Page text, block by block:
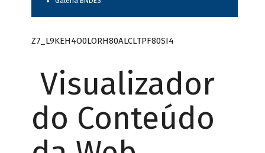
Z7_L9KEH4O0LORH80ALCLTPF80SI4
Visualizador
do Conteúdo